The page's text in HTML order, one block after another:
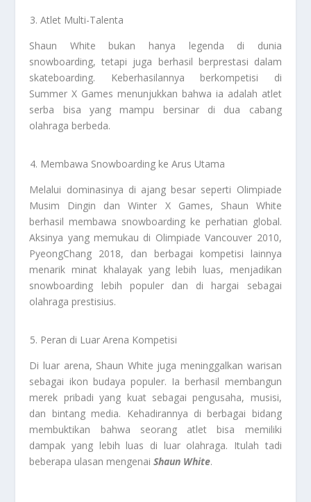
Atlet Multi-Talenta
Shaun White bukan hanya legenda di dunia
snowboarding, tetapi juga berhasil berprestasi dalam
skateboarding. Keberhasilannya berkompetisi di
Summer X Games menunjukkan bahwa ia adalah atlet
serba bisa yang mampu bersinar di dua cabang
olahraga berbeda.
Membawa Snowboarding ke Arus Utama
Melalui dominasinya di ajang besar seperti Olimpiade
Musim Dingin dan Winter X Games, Shaun White
berhasil membawa snowboarding ke perhatian global.
Aksinya yang memukau di Olimpiade Vancouver 2010,
PyeongChang 2018, dan berbagai kompetisi lainnya
menarik minat khalayak yang lebih luas, menjadikan
snowboarding lebih populer dan di hargai sebagai
olahraga prestisius.
Peran di Luar Arena Kompetisi
Di luar arena, Shaun White juga meninggalkan warisan
sebagai ikon budaya populer. Ia berhasil membangun
merek pribadi yang kuat sebagai pengusaha, musisi,
dan bintang media. Kehadirannya di berbagai bidang
membuktikan bahwa seorang atlet bisa memiliki
dampak yang lebih luas di luar olahraga. Itulah tadi
beberapa ulasan mengenaiShaun White.